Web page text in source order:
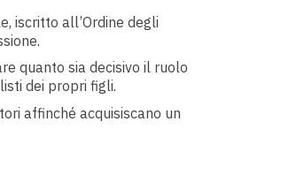
iscritto all’Ordine degli
quanto sia decisivo il ruolo
dei propri figli.
affinché acquisiscano un